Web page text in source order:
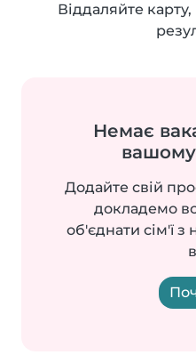
Віддаляйте
Немає
вашому
Додайте свій
докладемо
об'єднати сім'ї